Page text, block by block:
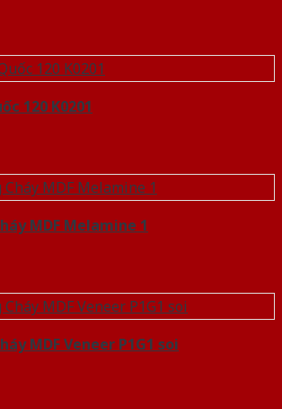
120 K0201
MDF Melamine 1
MDF Veneer P1G1 soi